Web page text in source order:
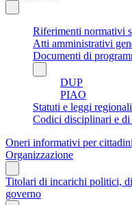
Riferimenti normativi
Atti amministrativi
Documenti di
DUP
PIAO
Statuti e leggi regionali
Codici disciplinari e di
Oneri informativi per
Organizzazione
Titolari di incarichi politici,
governo